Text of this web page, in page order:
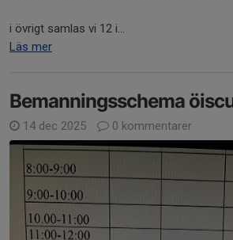
i övrigt samlas vi 12 i...
Läs mer
Bemanningsschema
14 dec 2025 0 kommentarer